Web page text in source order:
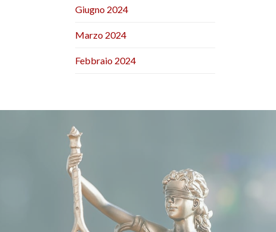
Giugno 2024
Marzo 2024
Febbraio 2024